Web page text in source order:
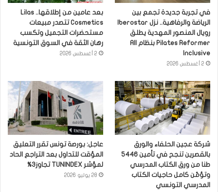
في تجربة جديدة تجمع بين
رويال المنصور المهدية يطلق
Pilates Reformer بنظام All
Inclusive
2 أغسطس 2026
بعد عامين من إطلاقها.. Lilas
Cosmetics تتصدر مبيعات
مستحضرات التجميل وتكسب
رهان الثقة في السوق التونسية
2 أغسطس 2026
شركة عجين الحلفاء والورق
بالقصرين تنجح في تأمين 5446
طنا من ورق الكتاب المدرسي
وتؤمّن كامل حاجيات الكتاب
المدرسي التونسي
عاجل: بورصة تونس تقرر التعليق
المؤقت للتداول بعد التراجع الحاد
لمؤشر TUNINDEX تجاوز3%
28 يوليو 2026